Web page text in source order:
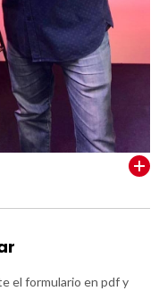
el formulario en pdf y